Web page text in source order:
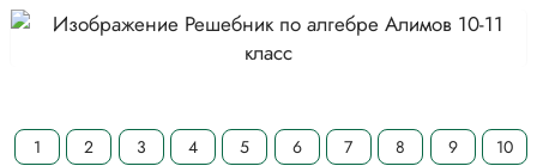
1 2 3 4 5 6 7 8 9
10